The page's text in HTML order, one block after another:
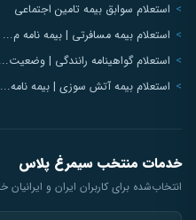
استعلام سوابق بیمه تامین اجتماعی
استعلام بیمه مسافرتی | بیمه نامه م...
استعلام گواهینامه رانندگی | وضعیت...
استعلام بیمه آتش سوزی | بیمه نامه...
خدمات منتخب سیمرغ پلاس
انتخاب‌شده برای کاربران ایران و ایرانیان